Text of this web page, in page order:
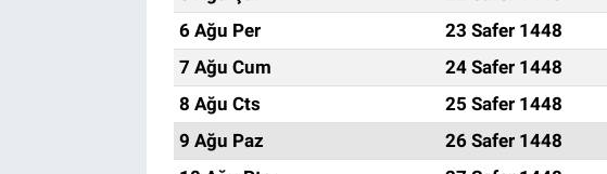
6 Ağu Per
23 Safer 1448
7 Ağu Cum
24 Safer 1448
8 Ağu Cts
25 Safer 1448
9 Ağu Paz
26 Safer 1448